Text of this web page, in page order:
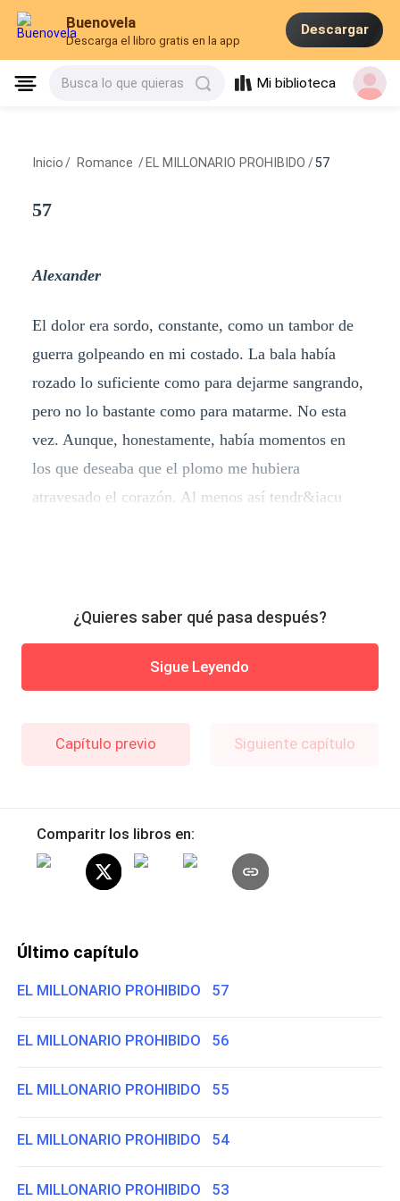
Buenovela
Descarga el libro gratis en la app
Descargar
Busca lo que quieras Mi biblioteca
Inicio / Romance / EL MILLONARIO PROHIBIDO /57
57
Alexander
El dolor era sordo, constante, como un tambor de
guerra golpeando en mi costado. La bala había
rozado lo suficiente como para dejarme sangrando,
pero no lo bastante como para matarme. No esta
vez. Aunque, honestamente, había momentos en
los que deseaba que el plomo me hubiera
atravesado el corazón. Al menos así tendr&iacu
¿Quieres saber qué pasa después?
Sigue Leyendo
Capítulo previo Siguiente capítulo
Comparitr los libros en:
Último capítulo
EL MILLONARIO PROHIBIDO 57
EL MILLONARIO PROHIBIDO 56
EL MILLONARIO PROHIBIDO 55
EL MILLONARIO PROHIBIDO 54
EL MILLONARIO PROHIBIDO 53